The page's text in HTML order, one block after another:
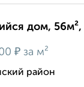
дом,
₽ за м²
район